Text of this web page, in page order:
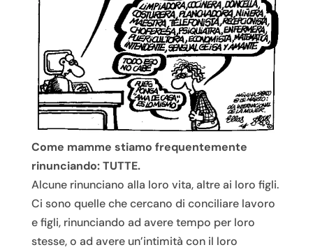
Come mamme stiamo frequentemente
rinunciando: TUTTE.
Alcune rinunciano alla loro vita, altre ai loro figli.
Ci sono quelle che cercano di conciliare lavoro
e figli, rinunciando ad avere tempo per loro
stesse, o ad avere un’intimità con il loro